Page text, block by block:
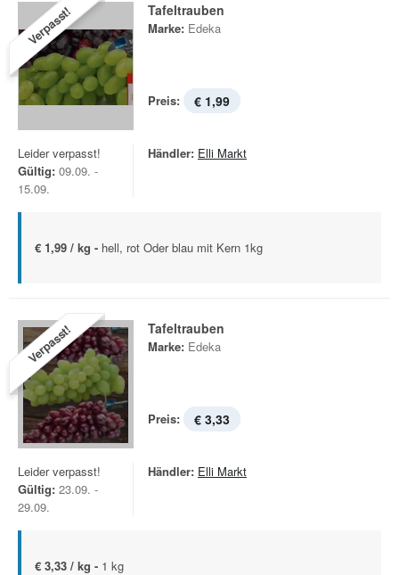
Verpasst! Tafeltrauben
Marke: Edeka
Preis: € 1,99
Leider verpasst!
Gültig: 09.09. -
15.09.
Händler: Elli Markt
€ 1,99 / kg - hell, rot Oder blau mit Kern 1kg
Verpasst! Tafeltrauben
Marke: Edeka
Preis: € 3,33
Leider verpasst!
Gültig: 23.09. -
29.09.
Händler: Elli Markt
€ 3,33 / kg - 1 kg